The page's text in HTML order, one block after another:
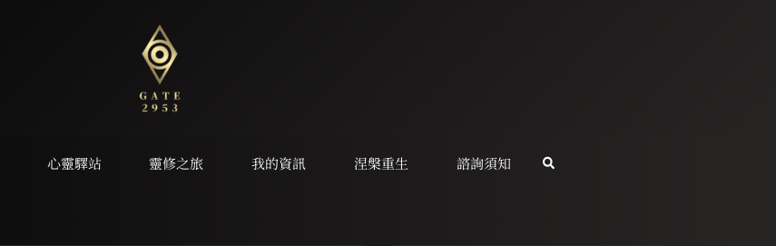
心靈驛站 靈修之旅 我的資訊 涅槃重生 諮詢須知